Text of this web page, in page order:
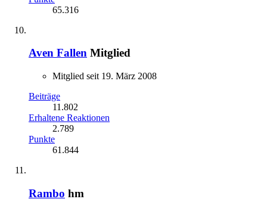
65.316
Aven Fallen Mitglied
Mitglied seit 19. März 2008
Beiträge
11.802
Erhaltene Reaktionen
2.789
Punkte
61.844
Rambo hm